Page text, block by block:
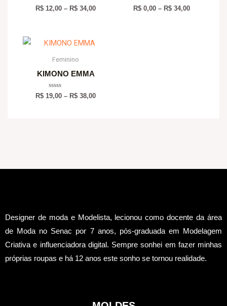
Avaliação
R$ 12,00 – R$ 34,00
Avaliação
0
R$0,00 – R$34,00
Feminino
KIMONO EMMA
Avaliação
0
R$ 19,00 – R$ 38,00
Designer de moda e Modelista, lecionou como docente da área
de Moda no Senac por 7 anos, pós-graduada em Modelagem
Criativa e influenciadora digital. Sempre sonhei em fazer minhas
próprias roupas e há 12 anos este sonho se tornou realidade.